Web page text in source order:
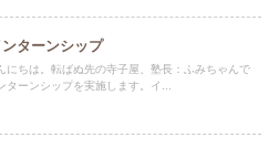
ターンシップ
にちは。転ばぬ先の寺子屋、塾長：ふみちゃんで
ターンシップを実施します。イ...